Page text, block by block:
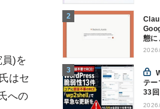
)を
はセ
への
態
WordPressプラグイン・
テー
33
件